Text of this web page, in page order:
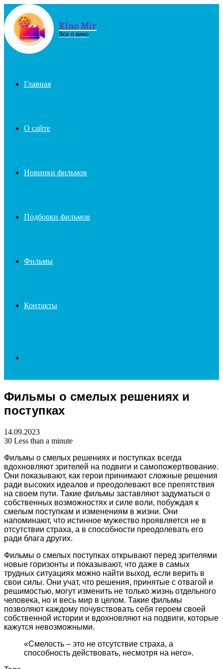
Menu Kino Mir
Все о кино
Главная
О сайте
Новинки фильмов
Подборки фильмов
Фильмы
Контакты
for
Фильмы о смелых решениях и
поступках
14.09.2023
30 Less than a minute
Фильмы о смелых решениях и поступках всегда
вдохновляют зрителей на подвиги и самопожертвование.
Они показывают, как герои принимают сложные решения
ради высоких идеалов и преодолевают все препятствия
на своем пути. Такие фильмы заставляют задуматься о
собственных возможностях и силе воли, побуждая к
смелым поступкам и изменениям в жизни. Они
напоминают, что истинное мужество проявляется не в
отсутствии страха, а в способности преодолевать его
ради блага других.
Фильмы о смелых поступках открывают перед зрителями
новые горизонты и показывают, что даже в самых
трудных ситуациях можно найти выход, если верить в
свои силы. Они учат, что решения, принятые с отвагой и
решимостью, могут изменить не только жизнь отдельного
человека, но и весь мир в целом. Такие фильмы
позволяют каждому почувствовать себя героем своей
собственной истории и вдохновляют на подвиги, которые
кажутся невозможными.
«Смелость – это не отсутствие страха, а
способность действовать, несмотря на него».